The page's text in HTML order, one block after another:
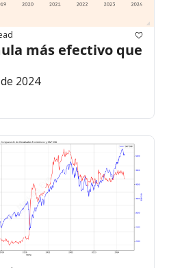
más efectivo que
2024